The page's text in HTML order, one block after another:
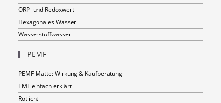
ORP- und Redoxwert
Hexagonales Wasser
Wasserstoffwasser
PEMF
PEMF-Matte: Wirkung & Kaufberatung
EMF einfach erklärt
Rotlicht